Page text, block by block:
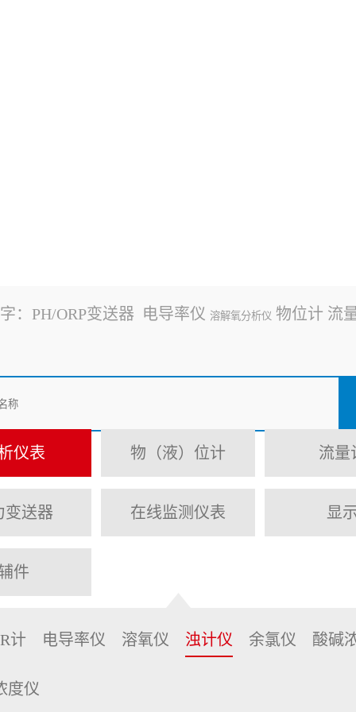
： PH/ORP变送器 电导率仪 溶解氧分析仪 物位计 流
仪表 物（液）位计 流量
变送器 在线监测仪表 显
件
计 电导率仪 溶氧仪 浊计仪 余氯仪 酸碱
度仪